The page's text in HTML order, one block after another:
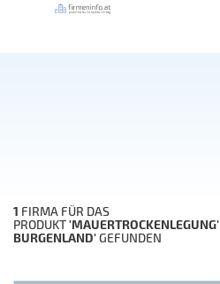
1 FIRMA FÜR DAS
PRODUKT'MAUERTROCKENLEGUNG'
BURGENLAND'GEFUNDEN